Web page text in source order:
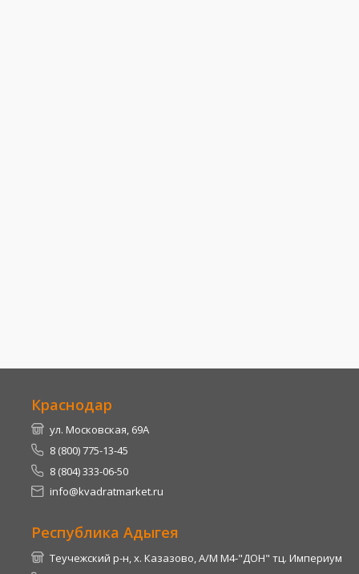
Краснодар
ул. Московская, 69А
8 (800) 775-13-45
8 (804) 333-06-50
info@kvadratmarket.ru
Республика Адыгея
Теучежский р-н, х. Казазово, А/М М4-"ДОН" тц. Империум